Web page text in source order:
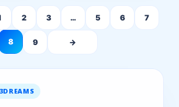
2 3 … 5 6 7
8 9 →